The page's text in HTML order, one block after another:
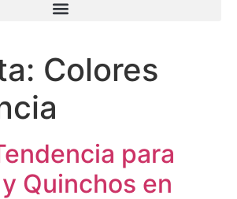
Colores
para
Quinchos en